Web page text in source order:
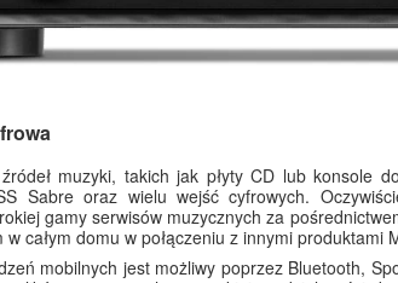
muzyki, takich jak płyty CD lub konsole
Sabre oraz wielu wejść cyfrowych.
gamy serwisów muzycznych za
całym domu w połączeniu z innymi produktami
mobilnych jest możliwy poprzez Bluetooth,